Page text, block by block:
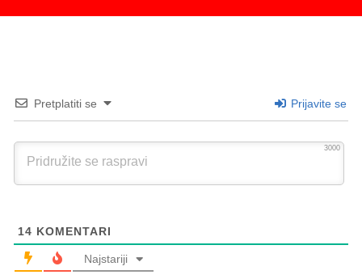
Pretplatiti se Prijavite se
3000
14 KOMENTARI
Najstariji